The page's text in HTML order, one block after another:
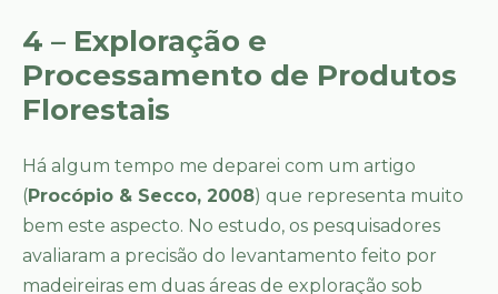
4 – Exploração e
Processamento de Produtos
Florestais
Há algum tempo me deparei com um artigo
(Procópio & Secco, 2008) que representa muito
bem este aspecto. No estudo, os pesquisadores
avaliaram a precisão do levantamento feito por
madeireiras em duas áreas de exploração sob